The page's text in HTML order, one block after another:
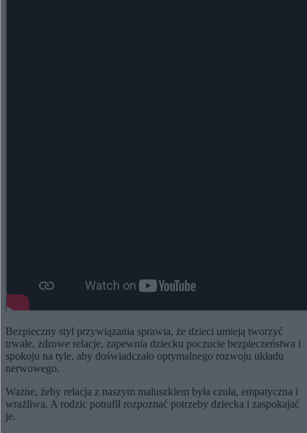
Bezpieczny styl przywiązania sprawia, że dzieci umieją tworzyć
trwałe, zdrowe relacje, zapewnia dziecku poczucie bezpieczeństwa i
spokoju na tyle, aby doświadczało optymalnego rozwoju układu
nerwowego.
Ważne, żeby relacja z naszym maluszkiem była czuła, empatyczna i
wrażliwa. A rodzic potrafił rozpoznać potrzeby dziecka i zaspokajać
je.